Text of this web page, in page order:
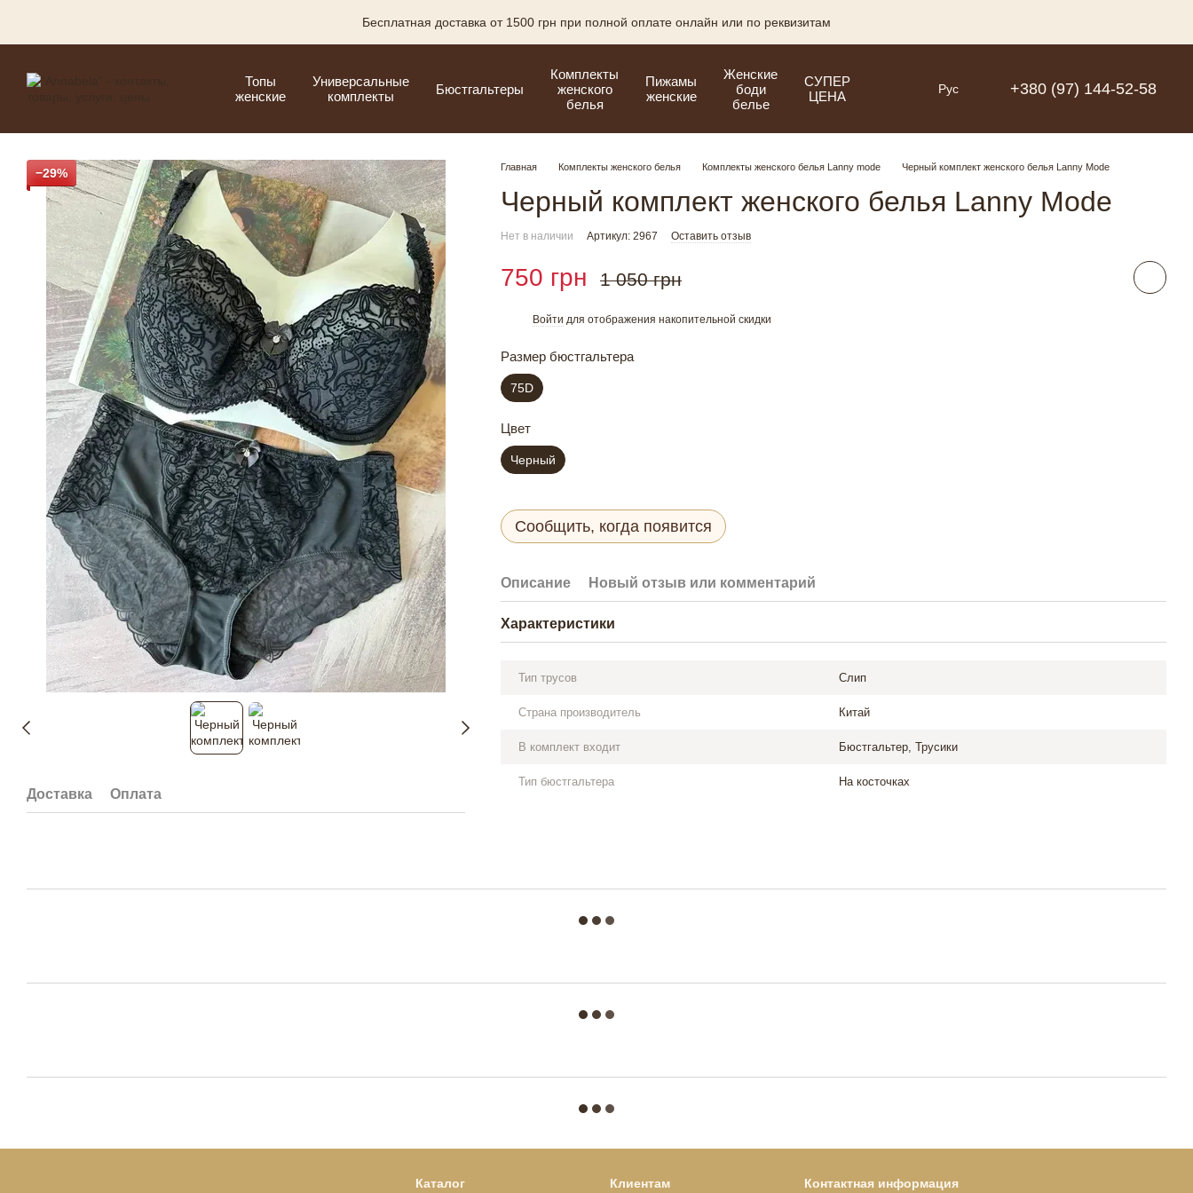
Бесплатная доставка от 1500 грн при полной оплате онлайн или по реквизитам
Топы
женские
Универсальные
комплекты
Бюстгальтеры
Комплекты
женского
белья
Пижамы
женские
Женские
боди
белье
СУПЕР
ЦЕНА
Рус +380 (97) 144-52-58
−29%
Доставка Оплата
Главная Комплекты женского белья Комплекты женского белья Lanny mode Черный комплект женского белья Lanny Mode
Черный комплект женского белья Lanny Mode
Нет в наличии Артикул: 2967 Оставить отзыв
750 грн 1 050 грн
Войти для отображения накопительной скидки
Размер бюстгальтера
75D
Цвет
Черный
Сообщить, когда появится
Описание Новый отзыв или комментарий
Характеристики
Тип трусов Слип
Страна производитель Китай
В комплект входит Бюстгальтер, Трусики
Тип бюстгальтера На косточках
Каталог Клиентам Контактная информация